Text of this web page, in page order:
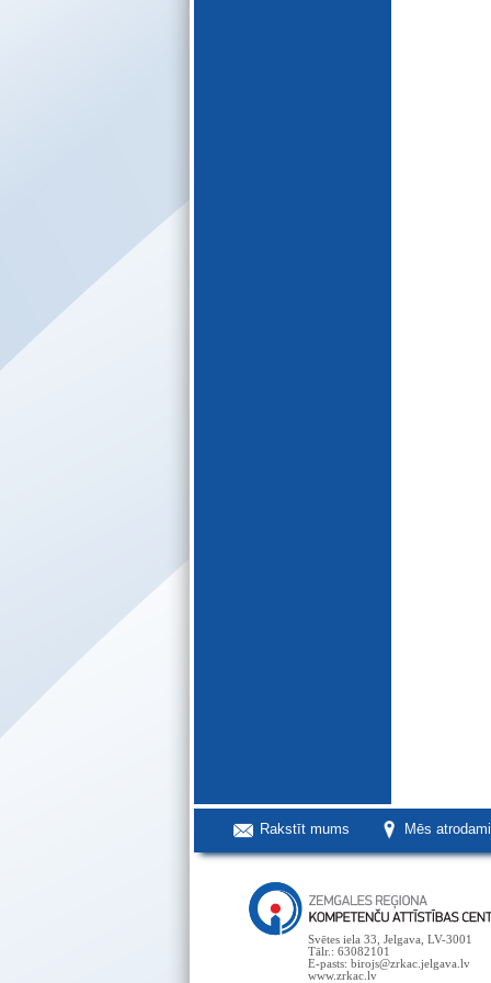
Rakstīt mums Mēs
Svētes iela 33, Jelgava, LV-3001
Tālr.: 63082101
E-pasts: birojs@zrkac.jelgava.lv
www.zrkac.lv